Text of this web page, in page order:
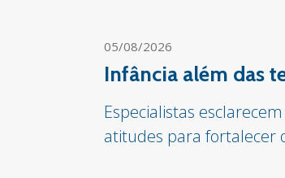
05/08/2026
Infância além das
Especialistas
atitudes para fortalecer